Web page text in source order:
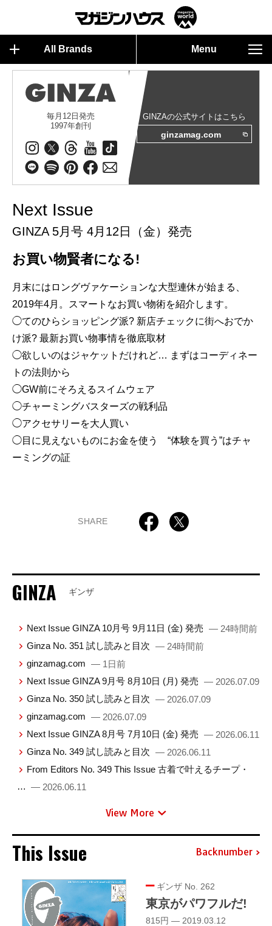
All Brands Menu
毎月12日発売
1997年創刊
GINZAの公式サイトはこちら
ginzamag.com
Next Issue
GINZA 5月号 4月12日（金）発売
お買い物賢者になる!
月末にはロングヴァケーションな大型連休が始まる、
2019年4月。スマートなお買い物術を紹介します。
◯てのひらショッピング派? 新店チェックに街へおでか
け派? 最新お買い物事情を徹底取材
◯欲しいのはジャケットだけれど… まずはコーディネー
トの法則から
◯GW前にそろえるスイムウェア
◯チャーミングバスターズの戦利品
◯アクセサリーを大人買い
◯目に見えないものにお金を使う “体験を買う”はチャ
ーミングの証
SHARE
GINZA ギンザ
Next Issue GINZA 10月号 9月11日 (金) 発売 — 24時間前
Ginza No. 351 試し読みと目次 — 24時間前
ginzamag.com — 1日前
Next Issue GINZA 9月号 8月10日 (月) 発売 — 2026.07.09
Ginza No. 350 試し読みと目次 — 2026.07.09
ginzamag.com — 2026.07.09
Next Issue GINZA 8月号 7月10日 (金) 発売 — 2026.06.11
Ginza No. 349 試し読みと目次 — 2026.06.11
From Editors No. 349 This Issue 古着で叶えるチープ・
… — 2026.06.11
View More
This Issue Backnumber
ギンザ No. 262
東京がパワフルだ!
815円 — 2019.03.12